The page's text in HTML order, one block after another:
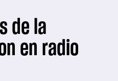
de la
en radio